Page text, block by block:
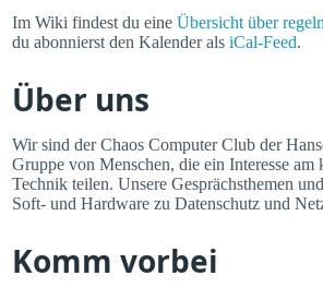
Im Wiki findest du eineÜbersicht über
du abonnierst den Kalender alsiCal-Feed.
Über uns
Wir sind der Chaos Computer Club der
Gruppe von Menschen, die ein Interesse
Technik teilen. Unsere Gesprächsthemen
Soft- und Hardware zu Datenschutz und
Komm vorbei